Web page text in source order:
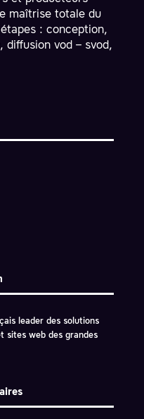
maîtrise totale du
: conception,
diffusion vod – svod,
leader des solutions
sites web des grandes